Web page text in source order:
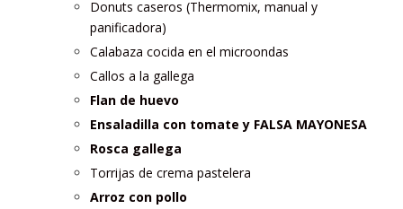
Donuts caseros (Thermomix, manual y
panificadora)
Calabaza cocida en el microondas
Callos a la gallega
Flan de huevo
Ensaladilla con tomate y FALSA MAYONESA
Rosca gallega
Torrijas de crema pastelera
Arroz con pollo